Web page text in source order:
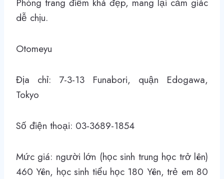
dễ chịu.
Otomeyu
Địa chỉ: 7-3-13 Funabori, quận Edogawa,
Tokyo
Số điện thoại: 03-3689-1854
Mức giá: người lớn (học sinh trung học trở lên)
460 Yên, học sinh tiểu học 180 Yên, trẻ em 80